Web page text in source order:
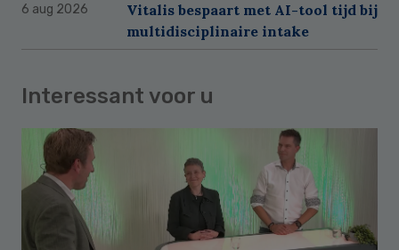
6 aug 2026
Vitalis bespaart met AI-tool tijd bij
multidisciplinaire intake
Interessant voor u